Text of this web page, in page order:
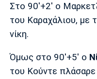
Στο 90'+2' ο
του Καραχάλιου, με
νίκη.
Όμως στο 90'+5' ο
του Κούντε